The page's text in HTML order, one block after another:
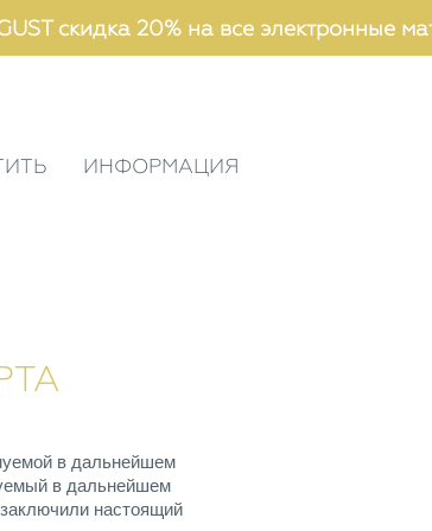
скидка 20% на все электронные
ИНФОРМАЦИЯ
в дальнейшем
в дальнейшем
настоящий